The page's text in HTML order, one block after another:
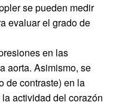
se pueden medir
evaluar el grado de
en las
aorta. Asimismo, se
de contraste) en la
actividad del corazón